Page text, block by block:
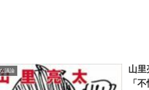
議論
山里
「